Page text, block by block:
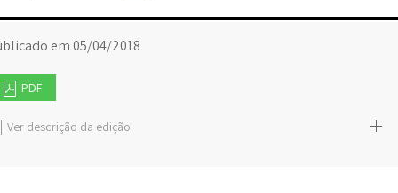
em 05/04/2018
PDF
Ver descrição da edição